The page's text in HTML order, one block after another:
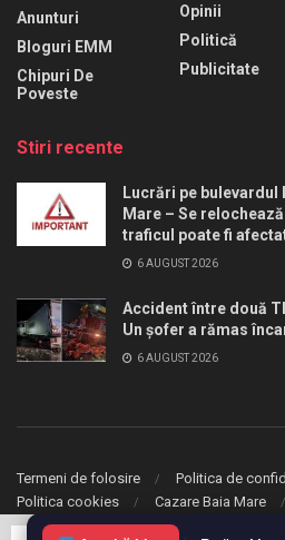
Anunturi
Bloguri EMM
Chipuri De
Poveste
Opinii
Politică
Publicitate
Stiri recente
Lucrări pe bulevardul
Mare – Se
traficul poate fi
6 AUGUST 2026
Accident între două
Un șofer a rămas
6 AUGUST 2026
Termeni de folosire
Politica de
Politica cookies
Cazare Baia Mare